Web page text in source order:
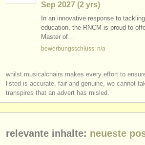
musikhochschulen
jugendorchester
kontakt
rss feeds
Sep 2027 (2 yrs)
In an innovative response to
education, the RNCM is proud to
Master of…
bewerbungsschluss: n/a
whilst musicalchairs makes every effort to
listed is accurate, fair and genuine, we cannot
transpires that an advert has misled.
relevante inhalte: neueste